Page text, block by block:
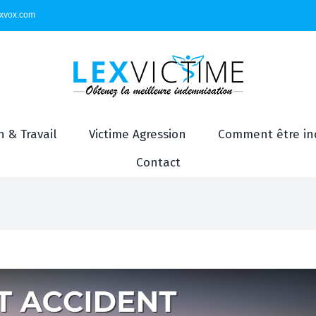
& Travail Victime Agression
Comment être
Contact